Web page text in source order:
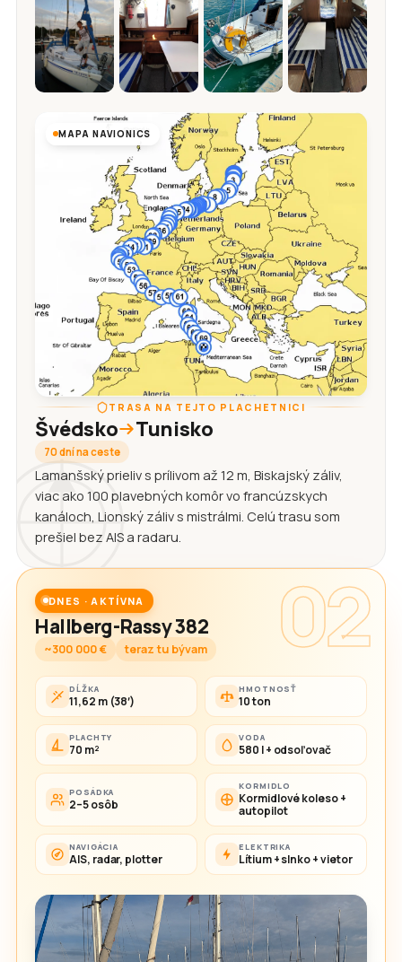
MAPA NAVIONICS
TRASA NA TEJTO PLACHETNICI
Švédsko Tunisko
70 dní na ceste
Lamanšský prieliv s prílivom až 12 m, Biskajský záliv,
viac ako 100 plavebných komôr vo francúzskych
kanáloch, Lionský záliv s mistrálmi. Celú trasu som
prešiel bez AIS a radaru.
02
DNES · AKTÍVNA
Hallberg-Rassy 382
~300 000 € teraz tu bývam
DĹŽKA
11,62 m (38′)
HMOTNOSŤ
10 ton
PLACHTY
70 m²
VODA
580 l + odsoľovač
POSÁDKA
2–5 osôb
KORMIDLO
Kormidlové koleso +
autopilot
NAVIGÁCIA
AIS, radar, plotter
ELEKTRIKA
Lítium + slnko + vietor